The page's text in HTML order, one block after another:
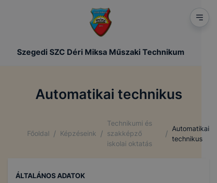
Szegedi SZC Déri Miksa Műszaki Technikum
Automatikai technikus
Főoldal / Képzéseink /
Technikumi és
szakképző
iskolai oktatás
/
Automatikai
technikus
ÁLTALÁNOS ADATOK